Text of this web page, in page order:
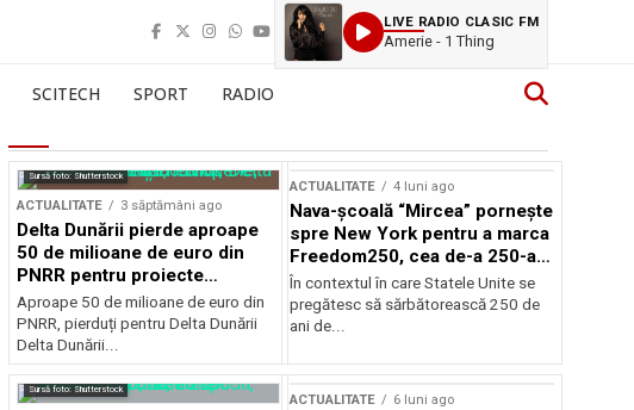
LIVE RADIO CLASIC FM
Amerie - 1 Thing
SCITECH SPORT RADIO
Sursă foto: Shutterstock
ACTUALITATE 3 săptămâni ago
Delta Dunării pierde aproape
50 de milioane de euro din
PNRR pentru proiecte
esențiale
Aproape 50 de milioane de euro din
PNRR, pierduți pentru Delta Dunării
Delta Dunării...
ACTUALITATE 4 luni ago
Nava-școală “Mircea” pornește
spre New York pentru a marca
Freedom250, cea de-a 250-a
aniversare a Statelor Unite
În contextul în care Statele Unite se
pregătesc să sărbătorească 250 de
ani de...
Sursă foto: Shutterstock
ACTUALITATE 6 luni ago